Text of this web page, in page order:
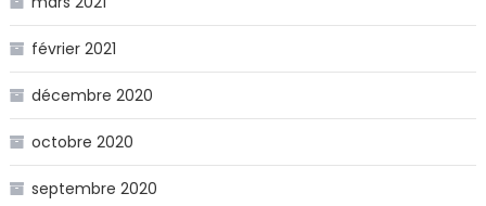
février 2021
décembre 2020
octobre 2020
septembre 2020